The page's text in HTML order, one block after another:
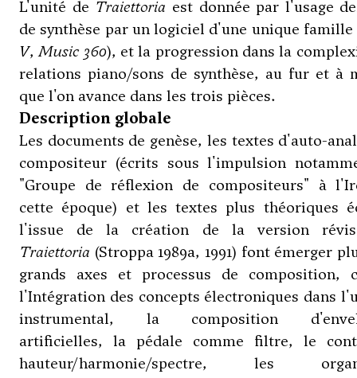
L'unité de Traiettoria est donnée par l'usage
de synthèse par un logiciel d'une unique famille
V,Music 360), et la progression dans la
relations piano/sons de synthèse, au fur et à
que l'on avance dans les trois pièces.
Description globale
Les documents de genèse, les textes d'auto-
compositeur (écrits sous l'impulsion
"Groupe de réflexion de compositeurs" à
cette époque) et les textes plus théoriques
l'issue de la création de la version
Traiettoria (Stroppa 1989a, 1991) font émerger
grands axes et processus de composition,
l'Intégration des concepts électroniques dans
instrumental, la composition
artificielles, la pédale comme filtre, le
hauteur/harmonie/spectre, les